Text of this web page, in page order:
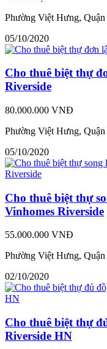
Phường Việt Hưng,
05/10/2020
Cho thuê biệt thự
Riverside
80.000.000 VNĐ
Phường Việt Hưng,
05/10/2020
Cho thuê biệt thự
Vinhomes Riverside
55.000.000 VNĐ
Phường Việt Hưng,
02/10/2020
Cho thuê biệt thự
Riverside HN